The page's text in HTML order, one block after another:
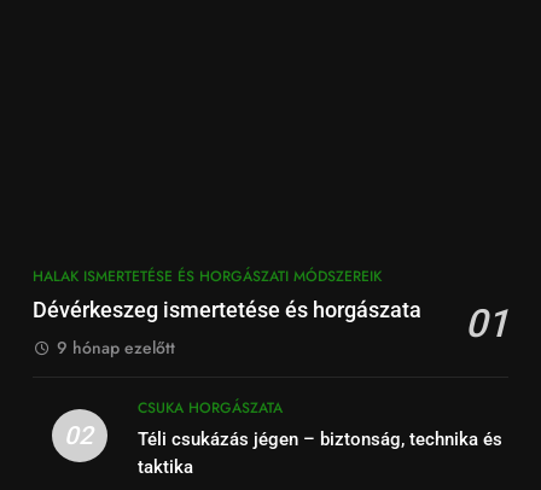
HALAK ISMERTETÉSE ÉS HORGÁSZATI MÓDSZEREIK
Dévérkeszeg ismertetése és horgászata 01
9 hónap ezelőtt
02
CSUKA HORGÁSZATA
Téli csukázás jégen – biztonság, technika és
taktika